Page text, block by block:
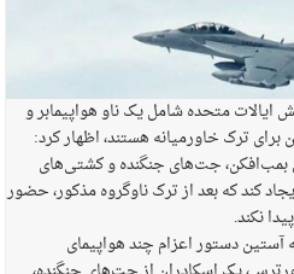
ایالات متحده شامل یک ناو هواپیمابر و
ترک خاورمیانه هستند، اظهار کرد:
بمب‌افکن، جت‌های جنگنده و کشتی‌های
کند که بعد از ترک ناوگروه مذکور، حضور
نکند.
آستین دستور اعزام چند هواپیمای